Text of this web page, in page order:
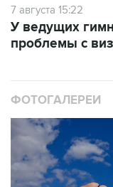
проблемы с